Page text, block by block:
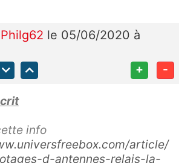
Philg62 le 05/06/2020 à
+ -
info
article/
d-antennes-relais-la-